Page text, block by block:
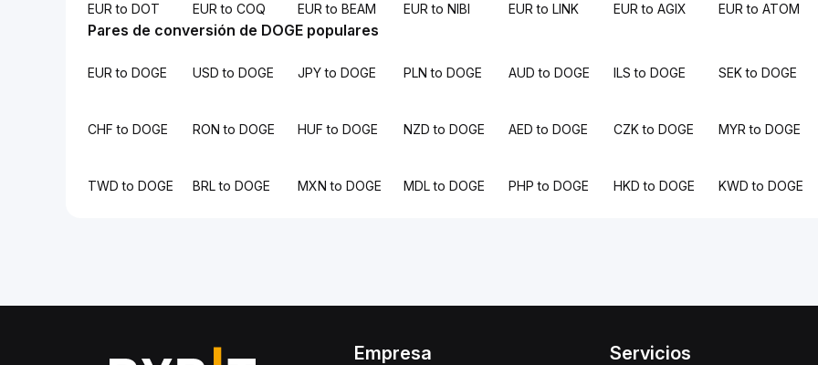
EUR to DOT EUR to COQ EUR to BEAM EUR to NIBI EUR to LINK EUR to AGIX EUR to ATOM
Pares de conversión de DOGE populares
EUR to DOGE USD to DOGE JPY to DOGE PLN to DOGE AUD to DOGE ILS to DOGE SEK to DOGE
CHF to DOGE RON to DOGE HUF to DOGE NZD to DOGE AED to DOGE CZK to DOGE MYR to DOGE
TWD to DOGE BRL to DOGE MXN to DOGE MDL to DOGE PHP to DOGE HKD to DOGE KWD to DOGE
Empresa Servicios